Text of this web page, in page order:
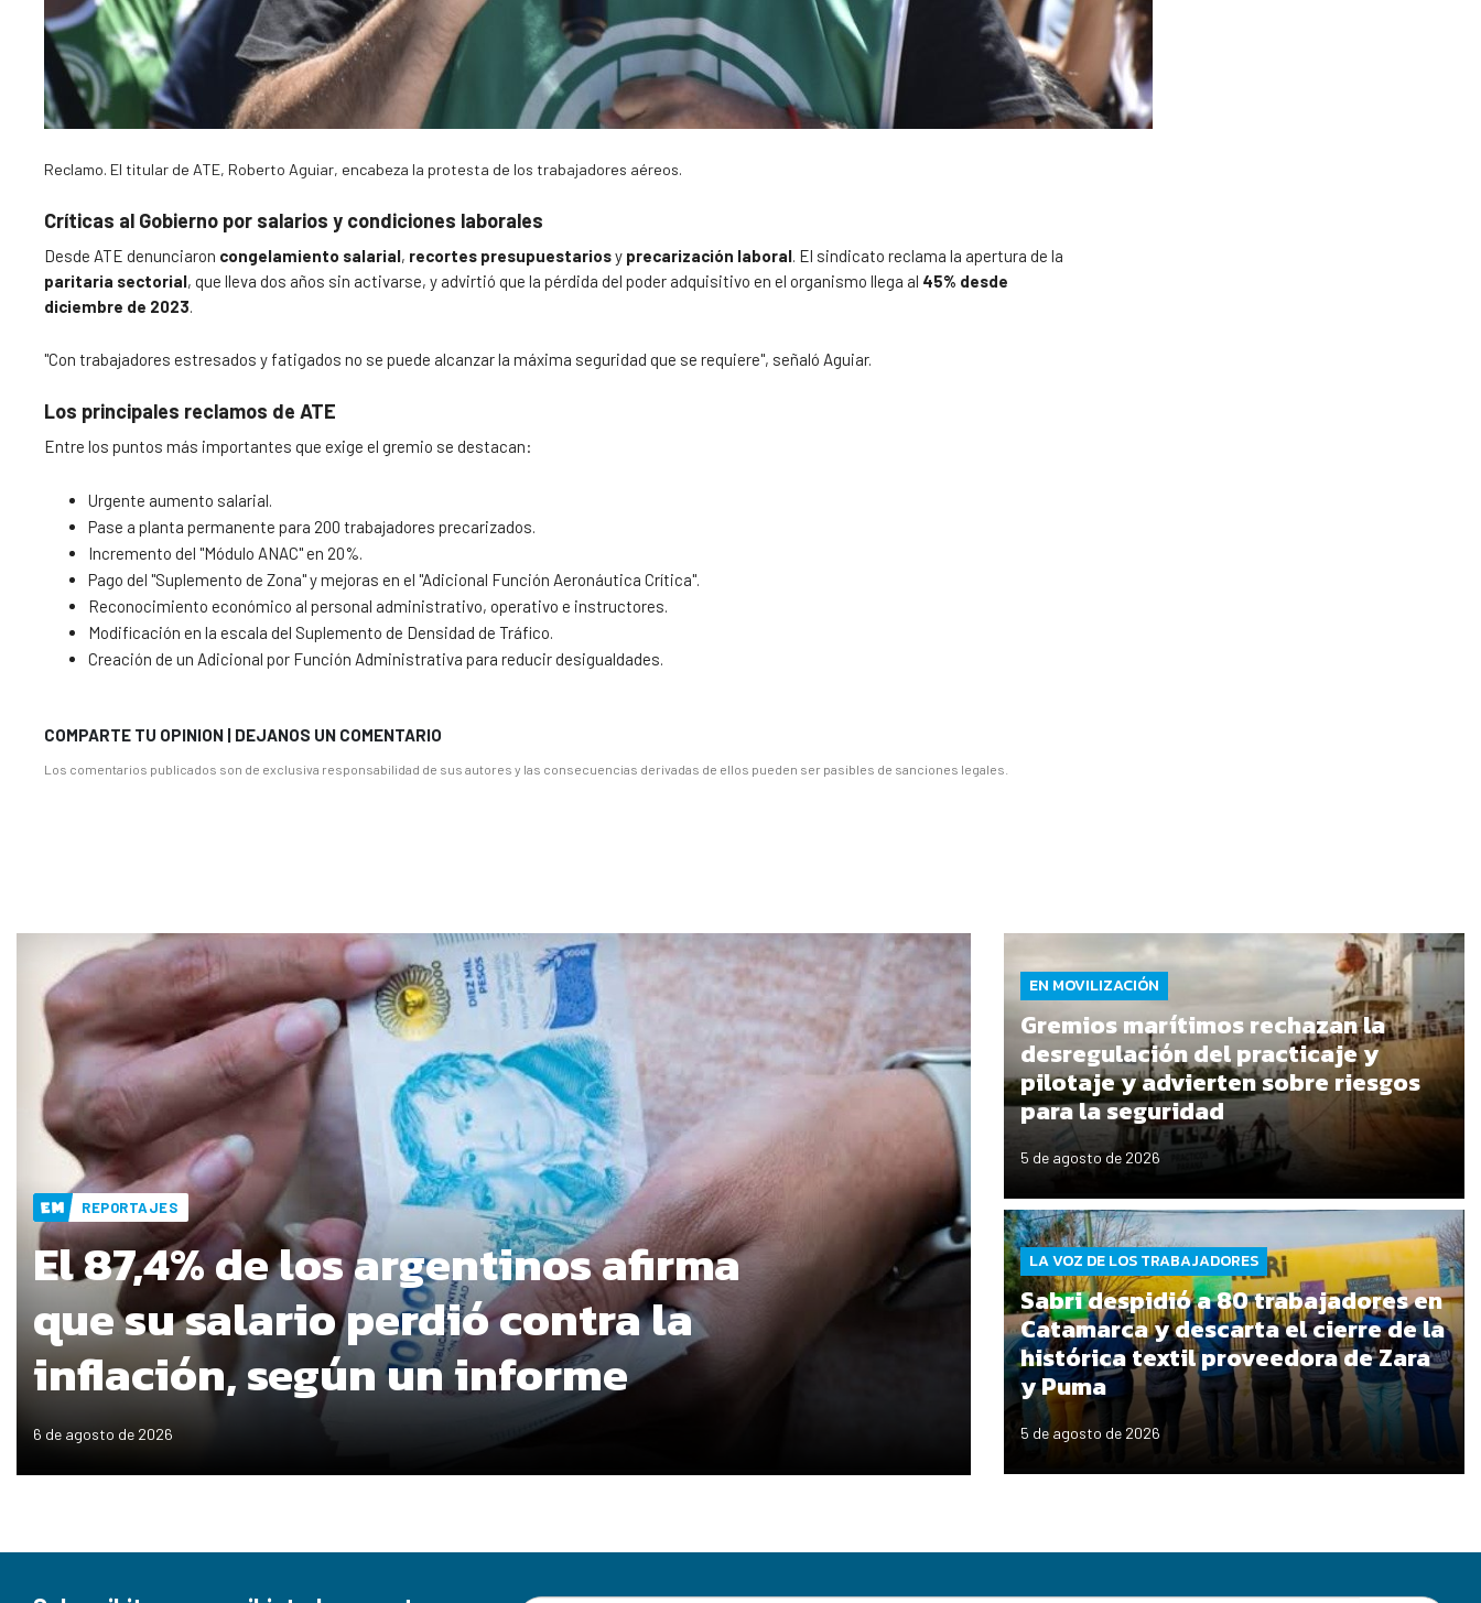
Reclamo. El titular de ATE, Roberto Aguiar, encabeza la protesta de los trabajadores aéreos.
Críticas al Gobierno por salarios y condiciones laborales
Desde ATE denunciaron congelamiento salarial, recortes presupuestariosy precarización laboral. El sindicato reclama la apertura de la
paritaria sectorial, que lleva dos años sin activarse, y advirtió que la pérdida del poder adquisitivo en el organismo llega al 45% desde
diciembre de 2023.
"Con trabajadores estresados y fatigados no se puede alcanzar la máxima seguridad que se requiere", señaló Aguiar.
Los principales reclamos de ATE
Entre los puntos más importantes que exige el gremio se destacan:
Urgente aumento salarial.
Pase a planta permanente para 200 trabajadores precarizados.
Incremento del "Módulo ANAC" en 20%.
Pago del "Suplemento de Zona" y mejoras en el "Adicional Función Aeronáutica Crítica".
Reconocimiento económico al personal administrativo, operativo e instructores.
Modificación en la escala del Suplemento de Densidad de Tráfico.
Creación de un Adicional por Función Administrativa para reducir desigualdades.
COMPARTE TU OPINION | DEJANOS UN COMENTARIO
Los comentarios publicados son de exclusiva responsabilidad de sus autores y las consecuencias derivadas de ellos pueden ser pasibles de sanciones legales.
REPORTAJES
El 87,4% de los argentinos afirma
que su salario perdió contra la
inflación, según un informe
6 de agosto de 2026
EN MOVILIZACIÓN
Gremios marítimos rechazan la
desregulación del practicaje y
pilotaje y advierten sobre riesgos
para la seguridad
5 de agosto de 2026
LA VOZ DE LOS TRABAJADORES
Sabri despidió a 80 trabajadores en
Catamarca y descarta el cierre de la
histórica textil proveedora de Zara
y Puma
5 de agosto de 2026